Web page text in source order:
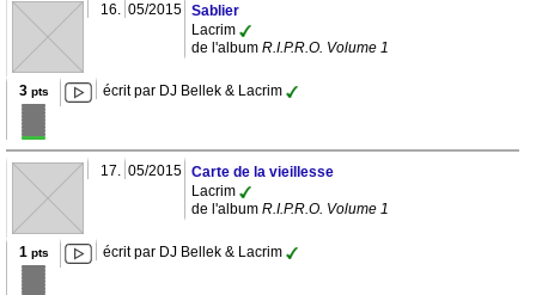
16. 05/2015 Sablier
Lacrim
de l'album R.I.P.R.O. Volume 1
3pts écrit par DJ Bellek & Lacrim
17. 05/2015 Carte de la vieillesse
Lacrim
de l'album R.I.P.R.O. Volume 1
1 pts écrit par DJ Bellek & Lacrim